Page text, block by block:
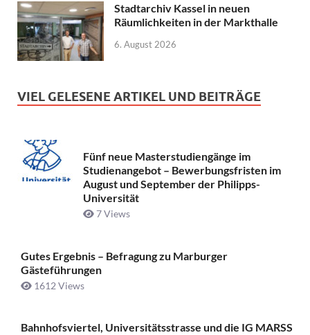
Stadtarchiv Kassel in neuen
Räumlichkeiten in der Markthalle
6. August 2026
VIEL GELESENE ARTIKEL UND BEITRÄGE
Fünf neue Masterstudiengänge im
Studienangebot – Bewerbungsfristen im
August und September der Philipps-
Universität
7 Views
Gutes Ergebnis – Befragung zu Marburger
Gästeführungen
1612 Views
Bahnhofsviertel, Universitätsstrasse und die IG MARSS